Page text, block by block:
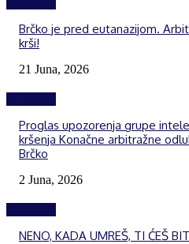
Brčko je pred eutanazijom.
krši!
21 Juna, 2026
Proglas upozorenja grupe
kršenja Konačne arbitražne
Brčko
2 Juna, 2026
NENO, KADA UMREŠ, TI ĆEŠ